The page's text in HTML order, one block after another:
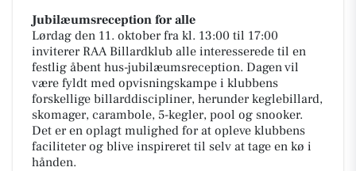
Jubilæumsreception for alle
Lørdag den 11. oktober fra kl. 13:00 til 17:00
inviterer RAA Billardklub alle interesserede til en
festlig åbent hus-jubilæumsreception. Dagen vil
være fyldt med opvisningskampe i klubbens
forskellige billarddiscipliner, herunder keglebillard,
skomager, carambole, 5-kegler, pool og snooker.
Det er en oplagt mulighed for at opleve klubbens
faciliteter og blive inspireret til selv at tage en kø i
hånden.